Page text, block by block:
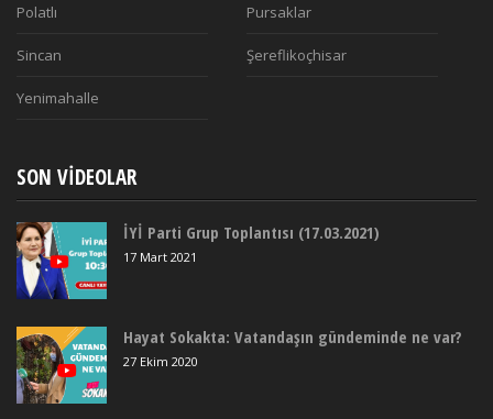
Polatlı Pursaklar
Sincan Şereflikoçhisar
Yenimahalle
SON VIDEOLAR
İYİ Parti Grup Toplantısı (17.03.2021)
17 Mart 2021
Hayat Sokakta: Vatandaşın gündeminde ne var?
27 Ekim 2020